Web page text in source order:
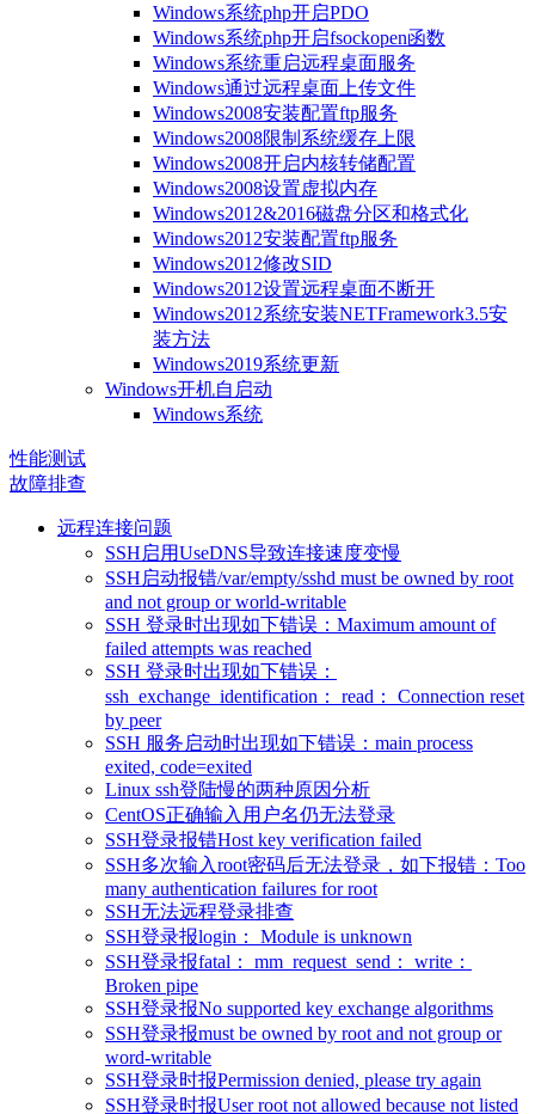
Windows系统php开启PDO
Windows系统php开启fsockopen函数
Windows系统重启远程桌面服务
Windows通过远程桌面上传文件
Windows2008安装配置ftp服务
Windows2008限制系统缓存上限
Windows2008开启内核转储配置
Windows2008设置虚拟内存
Windows2012&2016磁盘分区和格式化
Windows2012安装配置ftp服务
Windows2012修改SID
Windows2012设置远程桌面不断开
Windows2012系统安装NETFramework3.5安
装方法
Windows2019系统更新
Windows开机自启动
Windows系统
性能测试
故障排查
远程连接问题
SSH启用UseDNS导致连接速度变慢
SSH启动报错/var/empty/sshd must be owned by root
and not group or world-writable
SSH 登录时出现如下错误：Maximum amount of
failed attempts was reached
SSH 登录时出现如下错误：
ssh_exchange_identification： read： Connection reset
by peer
SSH 服务启动时出现如下错误：main process
exited, code=exited
Linux ssh登陆慢的两种原因分析
CentOS正确输入用户名仍无法登录
SSH登录报错Host key verification failed
SSH多次输入root密码后无法登录，如下报错：Too
many authentication failures for root
SSH无法远程登录排查
SSH登录报login： Module is unknown
SSH登录报fatal： mm_request_send： write：
Broken pipe
SSH登录报No supported key exchange algorithms
SSH登录报must be owned by root and not group or
word-writable
SSH登录时报Permission denied, please try again
SSH登录时报User root not allowed because not listed